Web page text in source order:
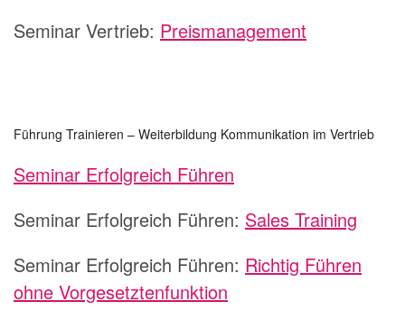
Seminar Vertrieb: Preismanagement
Führung Trainieren – Weiterbildung Kommunikation im Vertrieb
Seminar Erfolgreich Führen
Seminar Erfolgreich Führen: Sales Training
Seminar Erfolgreich Führen: Richtig Führen
ohne Vorgesetztenfunktion